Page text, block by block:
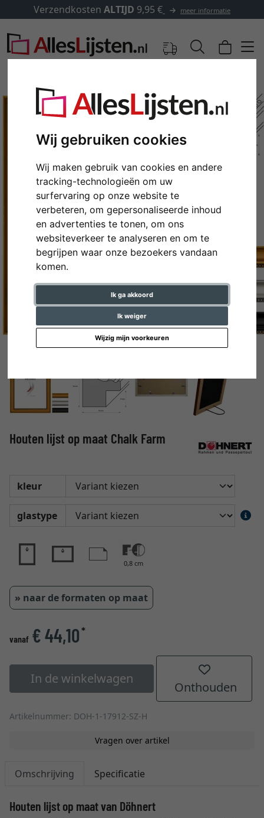
Wij gebruiken cookies
Wij maken gebruik van cookies en andere
tracking-technologieën om uw
surfervaring op onze website te
verbeteren, om gepersonaliseerde inhoud
en advertenties te tonen, om ons
websiteverkeer te analyseren en om te
begrijpen waar onze bezoekers vandaan
komen.
Ik ga akkoord
Ik weiger
Wijzig mijn voorkeuren
Verzendkosten ALTIJD 9,95 € meer informatie
Terug
Houten lijst op maat Chalk Farm
kleur
glastype
0,8 cm
» naar de formaten op maat
vanaf € 44,10*
In de winkelwagen
Onthouden
Artikelnummer: DOH-1-17912-SZ-H
Vragen over artikel
Omschrijving Specificatie
Houten lijst op maat van Döhnert